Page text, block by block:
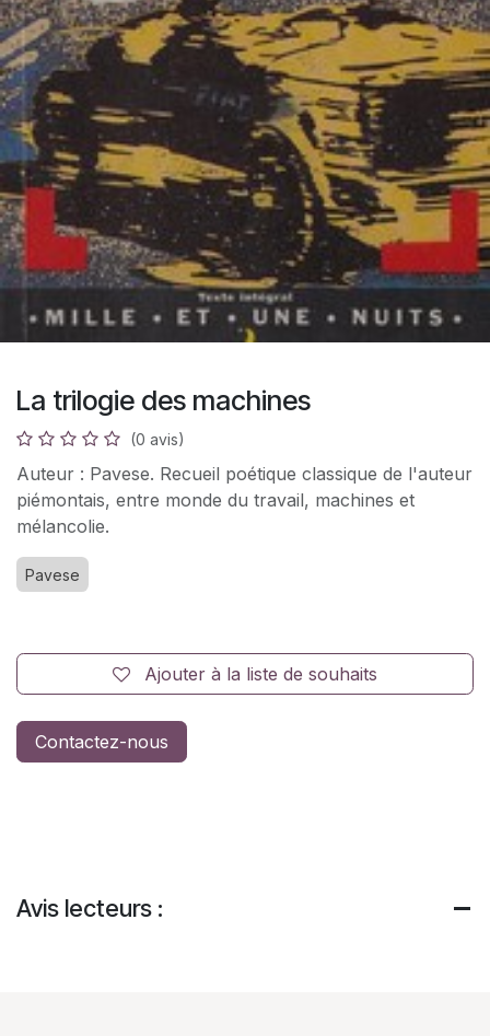
La trilogie des machines
(0 avis)
Auteur : Pavese. Recueil poétique classique de l'auteur
piémontais, entre monde du travail, machines et
mélancolie.
Pavese
Ajouter à la liste de souhaits
Contactez-nous
Avis lecteurs :